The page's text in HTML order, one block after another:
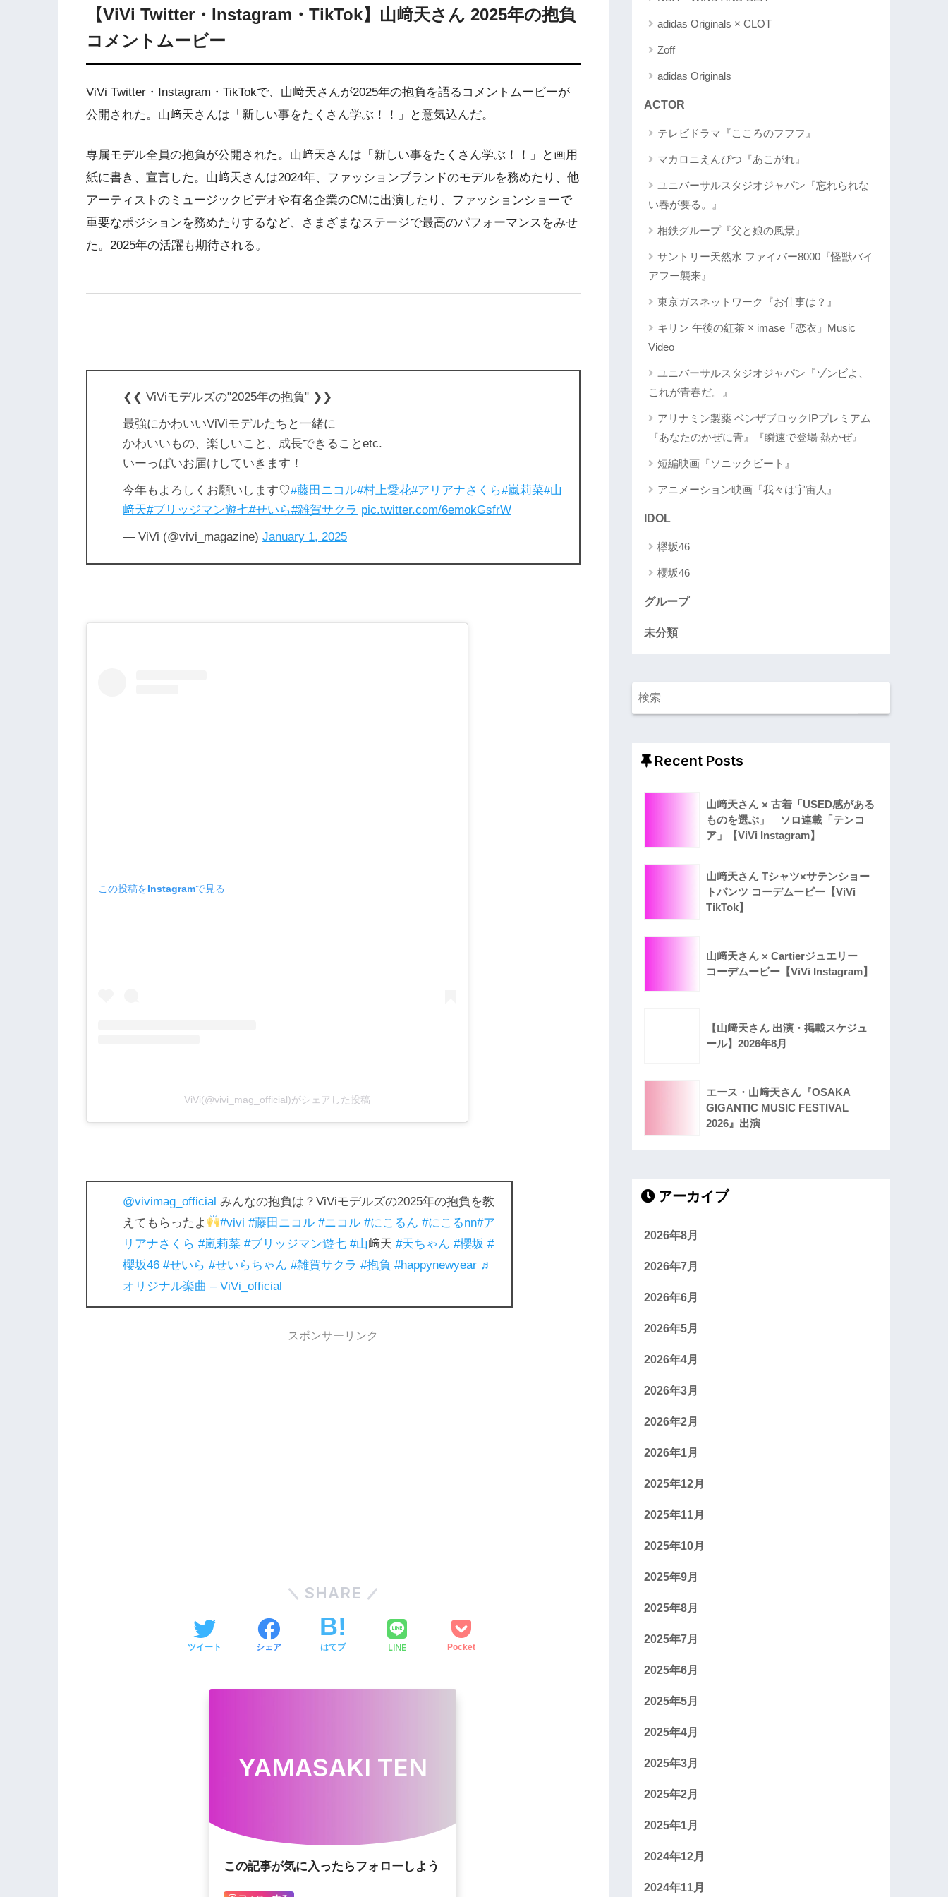
【ViVi Twitter・Instagram・TikTok】山﨑天さん 2025年の抱負
コメントムービー
ViVi Twitter・Instagram・TikTokで、山﨑天さんが2025年の抱負を語るコメントムービーが
公開された。山﨑天さんは「新しい事をたくさん学ぶ！！」と意気込んだ。
専属モデル全員の抱負が公開された。山﨑天さんは「新しい事をたくさん学ぶ！！」と画用
紙に書き、宣言した。山﨑天さんは2024年、ファッションブランドのモデルを務めたり、他
アーティストのミュージックビデオや有名企業のCMに出演したり、ファッションショーで
重要なポジションを務めたりするなど、さまざまなステージで最高のパフォーマンスをみせ
た。2025年の活躍も期待される。
❮️❮️ ViViモデルズの"2025年の抱負" ❯❯
最強にかわいいViViモデルたちと一緒に
かわいいもの、楽しいこと、成長できることetc.
いーっぱいお届けしていきます！
今年もよろしくお願いします♡#藤田ニコル#村上愛花#アリアナさくら#嵐莉菜#山
﨑天#ブリッジマン遊七#せいら#雑賀サクラ pic.twitter.com/6emokGsfrW
— ViVi (@vivi_magazine) January 1, 2025
この投稿をInstagramで見る
ViVi(@vivi_mag_official)がシェアした投稿
@vivimag_official みんなの抱負は？ViViモデルズの2025年の抱負を教
えてもらったよ
#vivi #藤田ニコル #ニコル #にこるん #にこるnn#ア
リアナさくら #嵐莉菜 #ブリッジマン遊七 #山﨑天 #天ちゃん #櫻坂 #
櫻坂46 #せいら #せいらちゃん #雑賀サクラ #抱負 #happynewyear ♬
オリジナル楽曲 – ViVi_official
スポンサーリンク
SHARE
ツイート シェア はてブ LINE Pocket
YAMASAKI TEN
この記事が気に入ったらフォローしよう
adidas Originals × CLOT
Zoff
adidas Originals
ACTOR
テレビドラマ『こころのフフフ』
マカロニえんぴつ『あこがれ』
ユニバーサルスタジオジャパン『忘れられな
い春が要る。』
相鉄グループ『父と娘の風景』
サントリー天然水 ファイバー8000『怪獣バイ
アフー襲来』
東京ガスネットワーク『お仕事は？』
キリン 午後の紅茶 × imase「恋衣」Music
Video
ユニバーサルスタジオジャパン『ゾンビよ、
これが青春だ。』
アリナミン製薬 ベンザブロックIPプレミアム
『あなたのかぜに青』『瞬速で登場 熱かぜ』
短編映画『ソニックビート』
アニメーション映画『我々は宇宙人』
IDOL
欅坂46
櫻坂46
グループ
未分類
Recent Posts
山﨑天さん × 古着「USED感がある
ものを選ぶ」 ソロ連載「テンコ
ア」【ViVi Instagram】
山﨑天さん Tシャツ×サテンショー
トパンツ コーデムービー【ViVi
TikTok】
山﨑天さん × Cartierジュエリー
コーデムービー【ViVi Instagram】
【山﨑天さん 出演・掲載スケジュ
ール】2026年8月
エース・山﨑天さん『OSAKA
GIGANTIC MUSIC FESTIVAL
2026』出演
アーカイブ
2026年8月
2026年7月
2026年6月
2026年5月
2026年4月
2026年3月
2026年2月
2026年1月
2025年12月
2025年11月
2025年10月
2025年9月
2025年8月
2025年7月
2025年6月
2025年5月
2025年4月
2025年3月
2025年2月
2025年1月
2024年12月
2024年11月